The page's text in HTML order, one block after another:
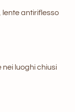
antiriflesso
nei luoghi chiusi